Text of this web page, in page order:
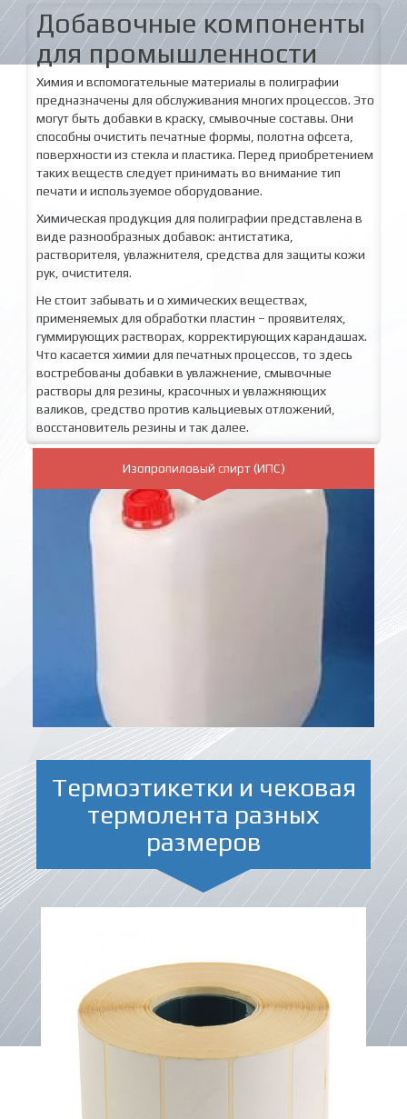
Добавочные компоненты
для промышленности
Химия и вспомогательные материалы в полиграфии
предназначены для обслуживания многих процессов. Это
могут быть добавки в краску, смывочные составы. Они
способны очистить печатные формы, полотна офсета,
поверхности из стекла и пластика. Перед приобретением
таких веществ следует принимать во внимание тип
печати и используемое оборудование.
Химическая продукция для полиграфии представлена в
виде разнообразных добавок: антистатика,
растворителя, увлажнителя, средства для защиты кожи
рук, очистителя.
Не стоит забывать и о химических веществах,
применяемых для обработки пластин – проявителях,
гуммирующих растворах, корректирующих карандашах.
Что касается химии для печатных процессов, то здесь
востребованы добавки в увлажнение, смывочные
растворы для резины, красочных и увлажняющих
валиков, средство против кальциевых отложений,
восстановитель резины и так далее.
Изопропиловый спирт (ИПС)
Термоэтикетки и чековая
термолента разных
размеров